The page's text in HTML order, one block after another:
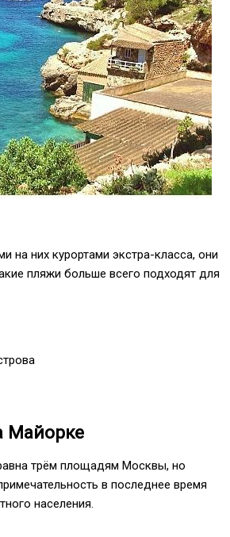
них курортами экстра-класса, они
пляжи больше всего подходят для
Майорке
трём площадям Москвы, но
в последнее время
населения.